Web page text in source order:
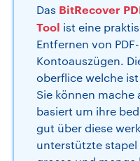
Das BitRecover
Tool ist eine
Entfernen von
Kontoauszügen.
oberflice welche
Sie können mache
basiert um ihre
gut über diese
unterstützte